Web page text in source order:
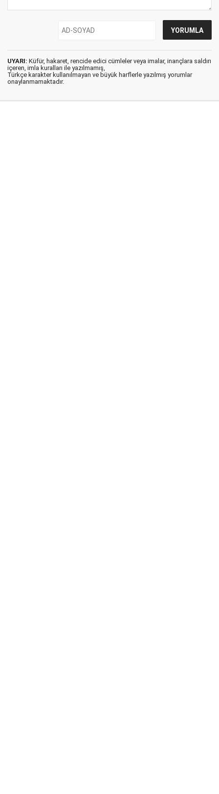
UYARI: Küfür, hakaret, rencide edici cümleler veya imalar, inançlara saldırı
içeren, imla kuralları ile yazılmamış,
Türkçe karakter kullanılmayan ve büyük harflerle yazılmış yorumlar
onaylanmamaktadır.